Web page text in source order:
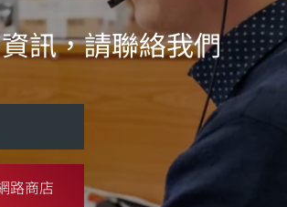
訊，請聯絡我們
路商店